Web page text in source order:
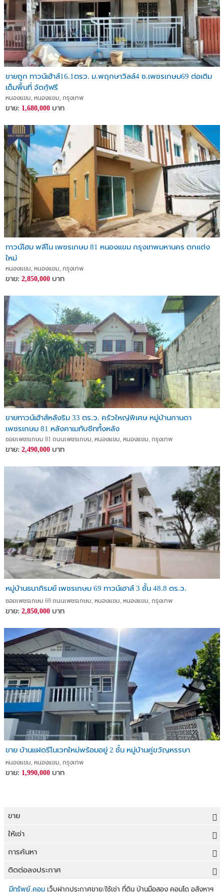
ขายถูก ทาวน์เฮ้าส์16.1ตรว. ม.พฤกษาวิลล์4 ซ.เพชรเกษม69 ต่อเติม
เต็มพื้นที่ จัดกู้ฟรี
หนองแขม, หนองแขม, กรุงเทพ
ขาย: 1,680,000 บาท
ทาวน์โฮม พลีโน เพชรเกษม 81 หนองแขม กรุงเทพมหานคร ตกแต่ง
ใหม่
หนองแขม, หนองแขม, กรุงเทพ
ขาย: 2,850,000 บาท
ขายทาวน์เฮ้าส์หลังริม 33 ตร.ว. ครัวใหญ่พิเศษ หมู่บ้านกานดา
เพชรเกษม 81 หลังคาเมทับชีททั้งหลัง
ซอยเพชรเกษม 81 ถนนเพชรเกษม, หนองแขม, หนองแขม, กรุงเทพ
ขาย: 2,490,000 บาท
หมู่บ้านธนาภิรมย์ เพชรเกษม 69 ทาวน์เฮาส์ 3 ชั้น 48.8 ตร.ว.
ซอยเพชรเกษม 69 ถนนเพชรเกษม, หนองแขม, หนองแขม, กรุงเทพ
ขาย: 2,850,000 บาท
ขาย บ้านแฝดรีโนเวทใหม่พร้อมอยู่ 2 ชั้น หมู่บ้านคู่ขวัญหรรษา
หนองแขม, หนองแขม, กรุงเทพ
ขาย: 1,990,000 บาท
ขาย
ขายที่ดิน
ขายบ้าน
ขายคอนโด
ให้เช่า
ให้เช่าที่ดิน
ให้เช่าบ้าน
ให้เช่าคอนโด
การค้นหา
ขายที่ดิน
ประกาศขายที่ดิน
ติดต่อลงประกาศ
ลงประกาศขายฟรี
มีทรัพย์.คอม เว็บฝากประกาศขาย/ใช้เช่า ที่ดิน บ้านมือสอง คอนโด อสังหาฯ